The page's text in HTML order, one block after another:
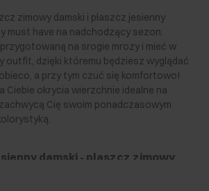
zimowy damski i płaszcz jesienny
must have na nadchodzący sezon.
na srogie mrozy i mieć w
outfit, dzięki któremu będziesz wyglądać
a przy tym czuć się komfortowo!
Ciebie okrycia wierzchnie idealne na
Cię swoim ponadczasowym
damski - płaszcz zimowy